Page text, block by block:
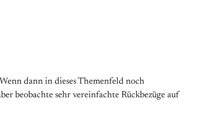
dann in dieses Themenfeld noch
beobachte sehr vereinfachte Rückbezüge auf